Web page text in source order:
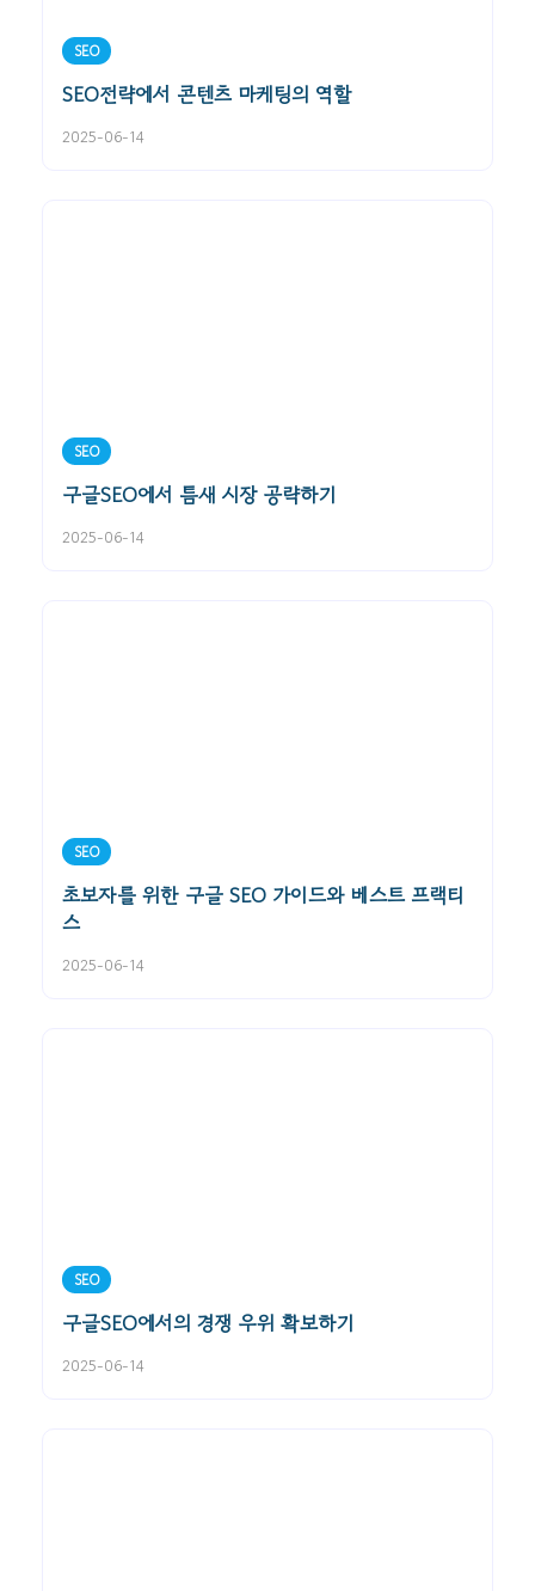
SEO
SEO전략에서 콘텐츠 마케팅의 역할
2025-06-14
SEO
구글SEO에서 틈새 시장 공략하기
2025-06-14
SEO
초보자를 위한 구글 SEO 가이드와 베스트 프랙티
스
2025-06-14
SEO
구글SEO에서의 경쟁 우위 확보하기
2025-06-14